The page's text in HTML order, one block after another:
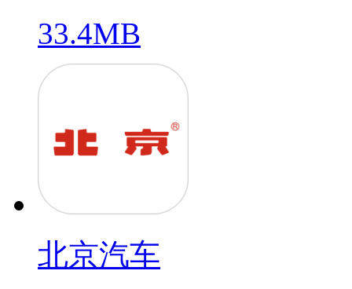
33.4MB
北京汽车